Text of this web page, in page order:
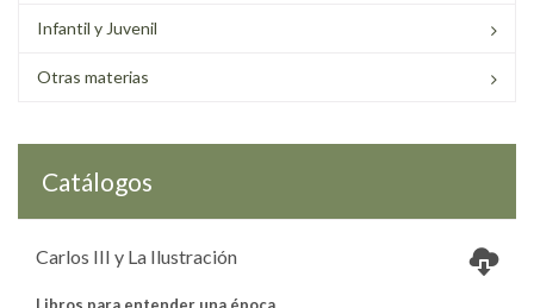
Infantil y Juvenil
Otras materias
Catálogos
Carlos III y La Ilustración